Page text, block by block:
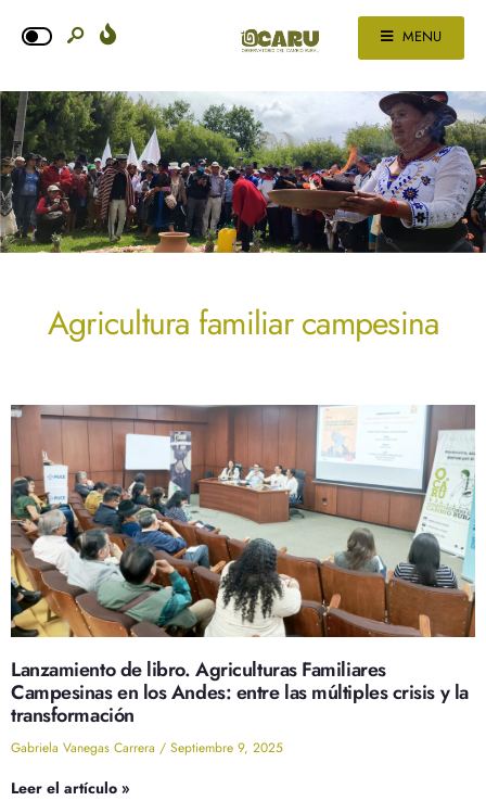
MENU
Agricultura familiar campesina
Lanzamiento de libro. Agriculturas Familiares
Campesinas en los Andes: entre las múltiples crisis y la
transformación
Gabriela Vanegas Carrera Septiembre 9, 2025
Leer el artículo »